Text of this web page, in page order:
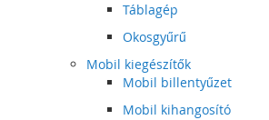
Táblagép
Okosgyűrű
Mobil kiegészítők
Mobil billentyűzet
Mobil kihangosító